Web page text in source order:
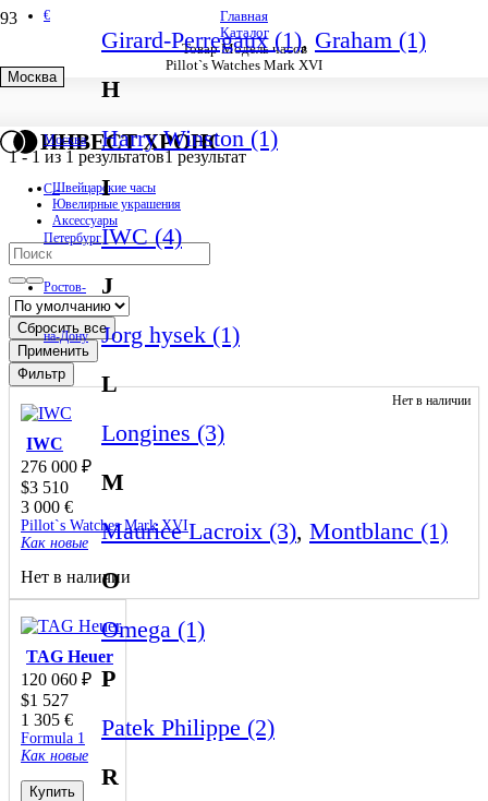
€
Москва
Москва
С.-
Петербург
Ростов-
на-Дону
Girard-Perregaux (1), Graham (1)
H
Harry Winston (1)
I
IWC (4)
J
Jorg hysek (1)
L
Longines (3)
M
Maurice Lacroix (3), Montblanc (1)
O
Omega (1)
P
Patek Philippe (2)
R
ИНВЕСТ ХРОНО
Главная
Каталог
Товар Модель часов
Pillot`s Watches Mark XVI
1-1 из 1 результатов1 результат
Швейцарские часы
Ювелирные украшения
Аксессуары
Сбросить все
Применить
Фильтр
Нет в наличии
IWC
276 000 ₽
$3 510
3 000 €
Pillot`s Watches Mark XVI
Как новые
Нет в наличии
TAG Heuer
120 060 ₽
$1 527
1 305 €
Formula 1
Как новые
Купить